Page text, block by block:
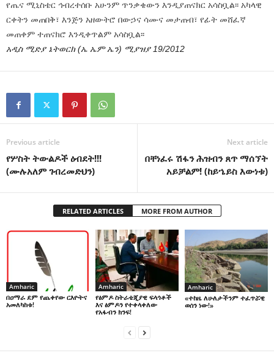
የጤና ሚኒስቴር ኅብረተሰቡ አሁንም ጥንቃቄውን እንዲያጠናክር አሳስቧል፡፡ አካላዊ
ርቀትን መጠበቅ፣ እንጅን አዘውትሮ በውኃና ሳሙና መታጠብ፣ የፊት መሸፈኛ
መጠቀም ተጠናክሮ እንዲቀጥልም አሳስቧል፡፡
አዲስ ሚድያ ኔትወርክ (ኤ ኤም ኤን) ሚያዝያ 19/2012
Previous article
የሦስት ትውልዶች ዕብደት!!!
(ሙሉአለም ገብረመድህን)
Next article
በቸነፈሩ ሽፋን ሕዝብን ጸጥ ማሰኘት
አይቻልም! (ከይኄይስ እውነቱ)
RELATED ARTICLES MORE FROM AUTHOR
Amharic
በዐማራ ደም የጨቀየው ርእዮትና
አመለካከቱ!
Amharic
የፅምዶ ስትራቴጂያዊ ፍላጎቶች
እና ፅምዶን የተቀላቀለው
የአፋብን ክንፍ!
Amharic
«ተከዜ ለሁለታችንም ተፈጥሯዊ
ወሰን ነው!»